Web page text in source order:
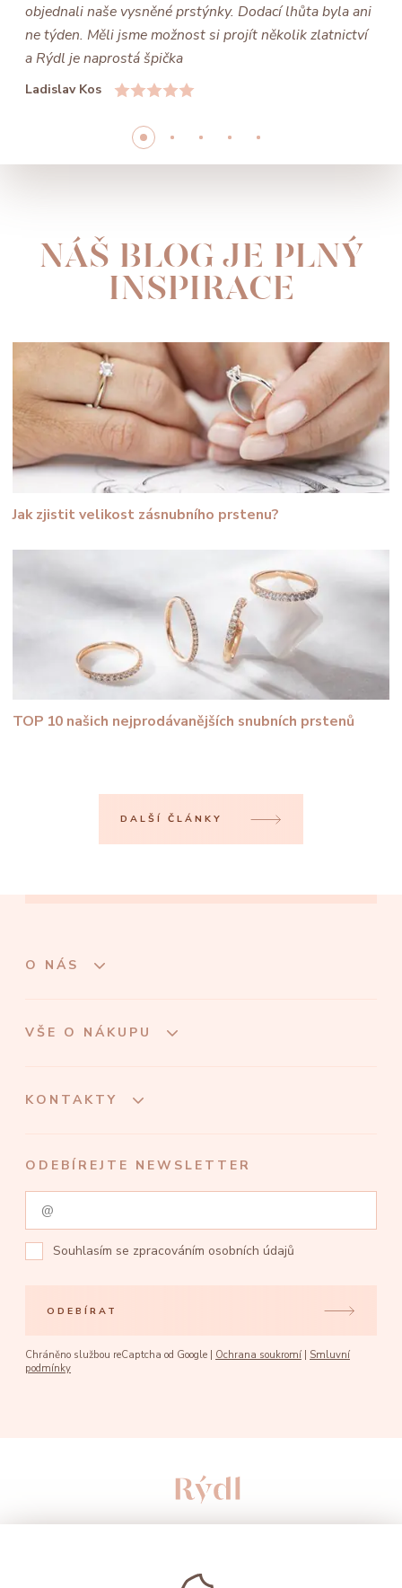
objednali naše vysněné prstýnky. Dodací lhůta byla ani
ne týden. Měli jsme možnost si projít několik zlatnictví
a Rýdl je naprostá špička
Ladislav Kos
NÁŠ BLOG JE PLNÝ
INSPIRACE
Jak zjistit velikost zásnubního prstenu?
TOP 10 našich nejprodávanějších snubních prstenů
DALŠÍ ČLÁNKY
O NÁS
VŠE O NÁKUPU
KONTAKTY
ODEBÍREJTE NEWSLETTER
Souhlasím se zpracováním osobních údajů
ODEBÍRAT
Chráněno službou reCaptcha od Google | Ochrana soukromí
Smluvní
podmínky